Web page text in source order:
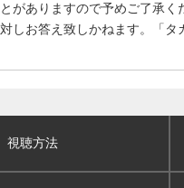
がありますので予めご了承く
しお答え致しかねます。「タ
視聴方法